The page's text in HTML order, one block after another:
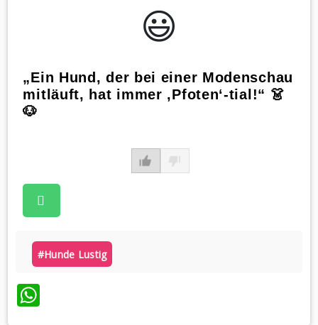
😃️
„Ein Hund, der bei einer Modenschau
mitläuft, hat immer ‚Pfoten‘-tial!“ 👗
🐶
#hunde Lustig
WhatsApp